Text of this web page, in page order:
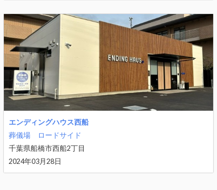
エンディングハウス西船
葬儀場
ロードサイド
千葉県船橋市西船2丁目
2024年03月28日